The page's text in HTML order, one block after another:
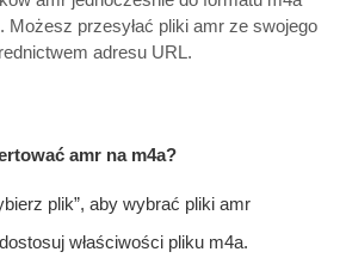
Możesz przesyłać pliki amr ze swojego
adresu URL.
amr na m4a?
plik”, aby wybrać pliki amr
właściwości pliku m4a.